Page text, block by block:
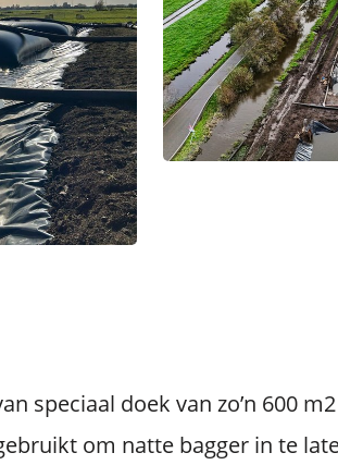
speciaal doek van zo’n 600
om natte bagger in te